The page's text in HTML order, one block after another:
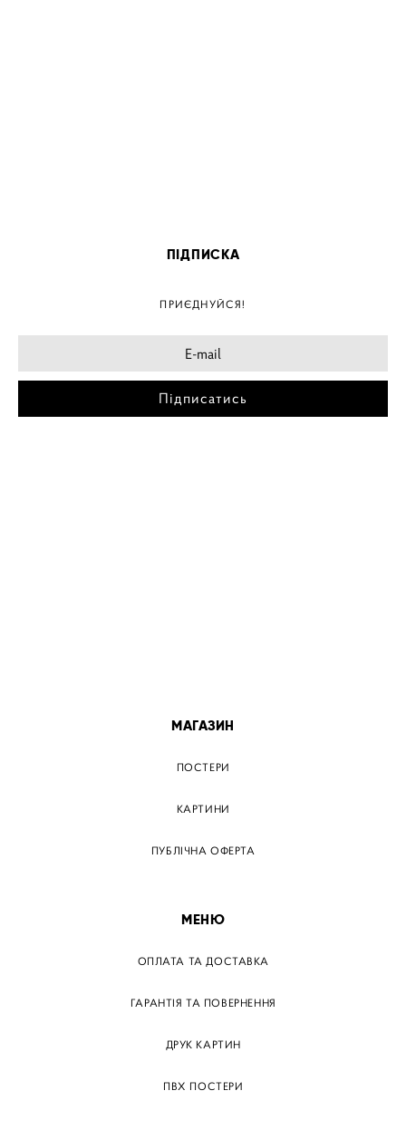
ПІДПИСКА
ПРИЄДНУЙСЯ!
Підписатись
МАГАЗИН
ПОСТЕРИ
КАРТИНИ
ПУБЛІЧНА ОФЕРТА
МЕНЮ
ОПЛАТА ТА ДОСТАВКА
ГАРАНТІЯ ТА ПОВЕРНЕННЯ
ДРУК КАРТИН
ПВХ ПОСТЕРИ